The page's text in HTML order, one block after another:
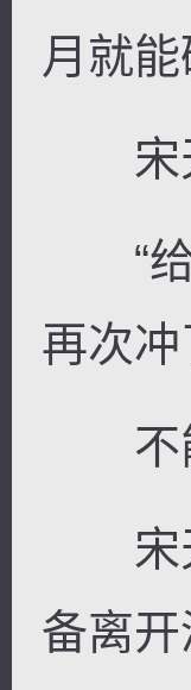
月就能
宋天
“给
再次冲
不能
宋天
备离开